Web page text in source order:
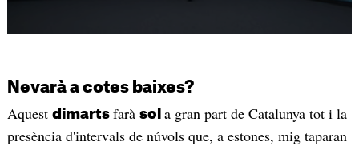
Nevarà a cotes baixes?
Aquest dimarts farà sol a gran part de Catalunya tot i la
presència d'intervals de núvols que, a estones, mig taparan